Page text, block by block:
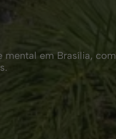
mental em Brasília, com